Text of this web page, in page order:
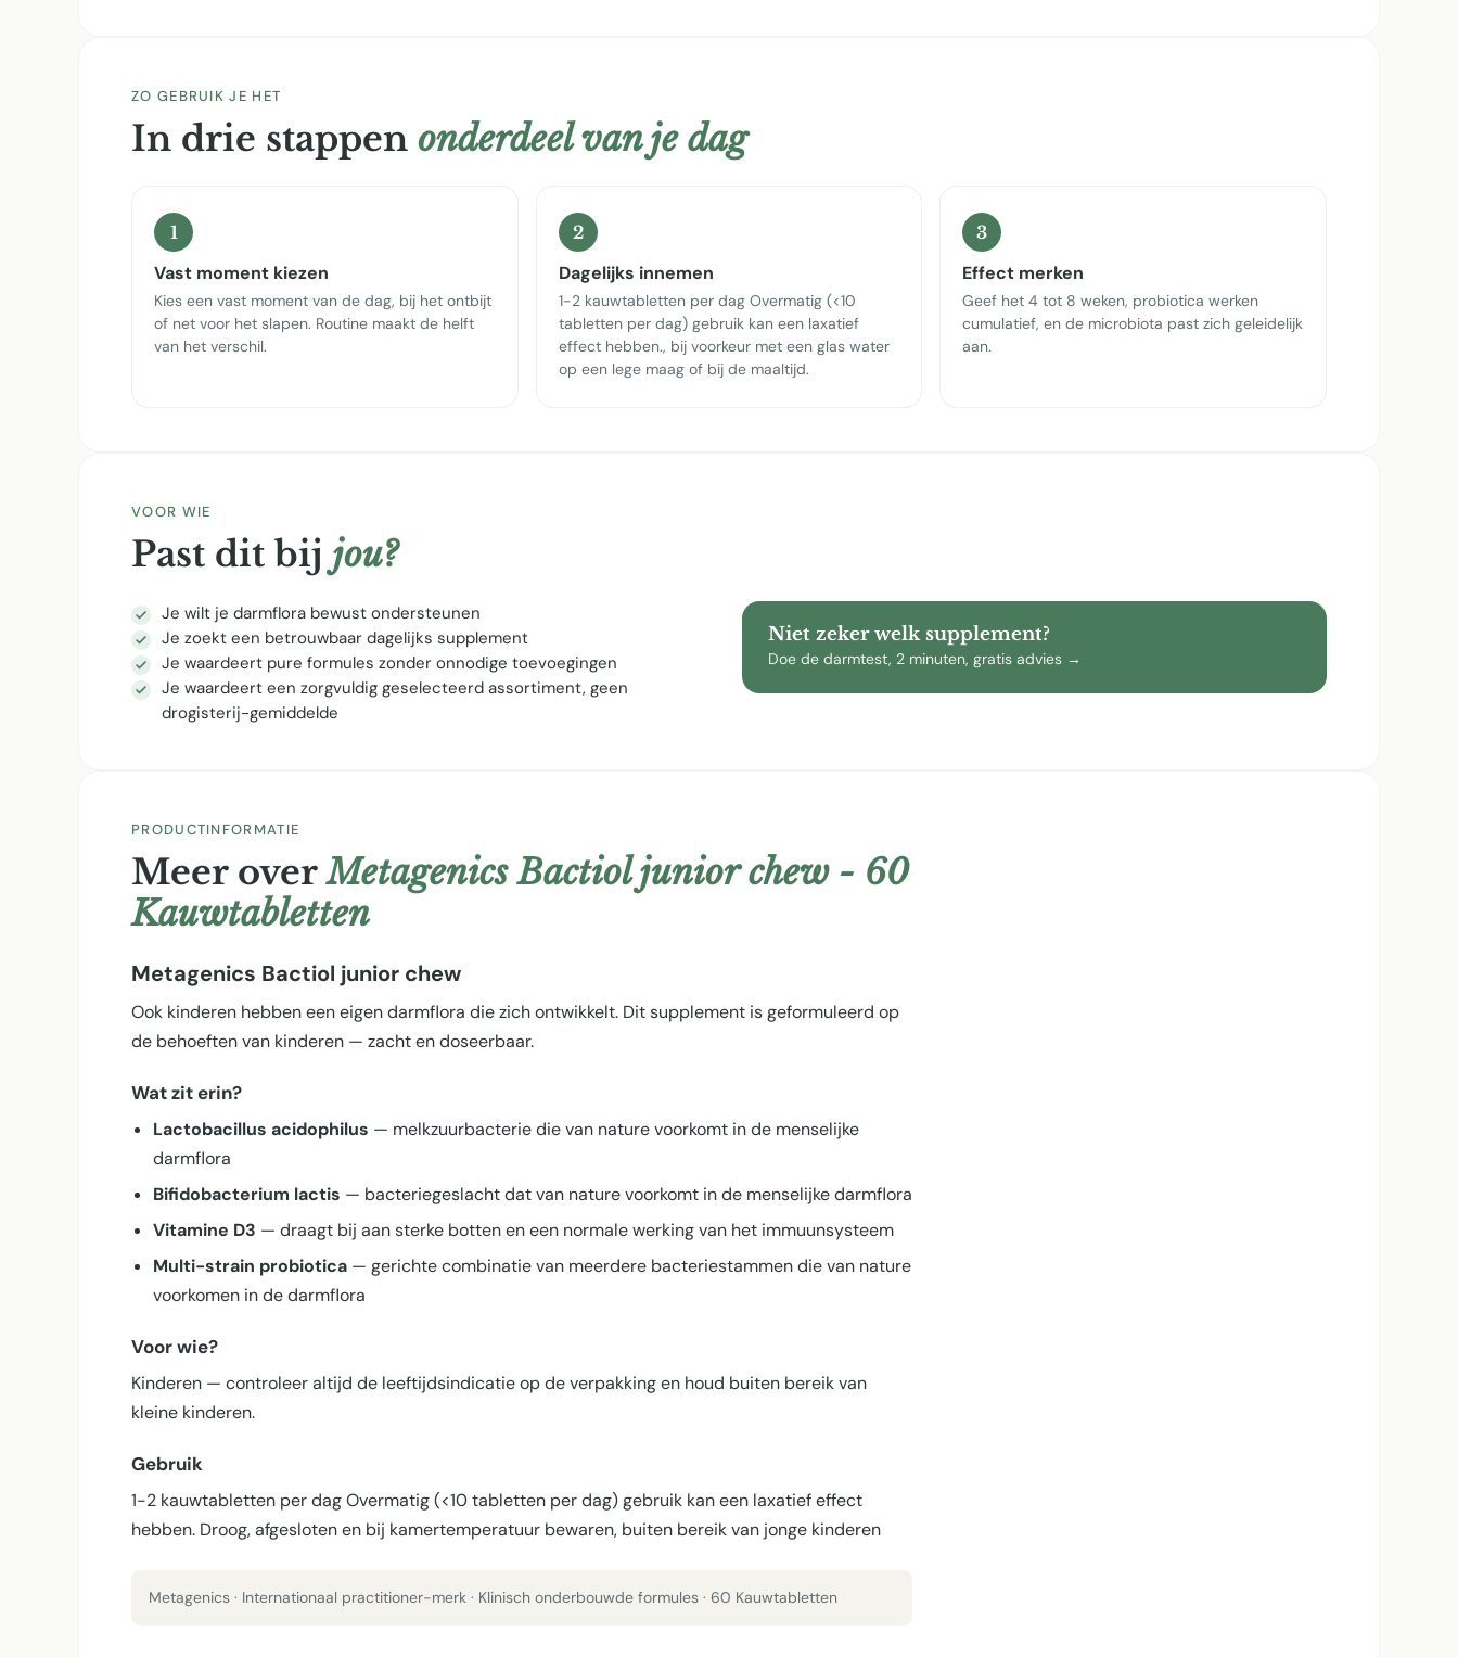
ZO GEBRUIK JE HET
In drie stappen onderdeel van je dag
1
Vast moment kiezen
Kies een vast moment van de dag, bij het ontbijt
of net voor het slapen. Routine maakt de helft
van het verschil.
2
Dagelijks innemen
1-2 kauwtabletten per dag Overmatig (<10
tabletten per dag) gebruik kan een laxatief
effect hebben., bij voorkeur met een glas water
op een lege maag of bij de maaltijd.
3
Effect merken
Geef het 4 tot 8 weken, probiotica werken
cumulatief, en de microbiota past zich geleidelijk
aan.
VOOR WIE
Past dit bij jou?
Je wilt je darmflora bewust ondersteunen
Je zoekt een betrouwbaar dagelijks supplement
Je waardeert pure formules zonder onnodige toevoegingen
Je waardeert een zorgvuldig geselecteerd assortiment, geen
drogisterij-gemiddelde
Niet zeker welk supplement?
Doe de darmtest, 2 minuten, gratis advies →
PRODUCTINFORMATIE
Meer overMetagenics Bactiol junior chew - 60
Kauwtabletten
Metagenics Bactiol junior chew
Ook kinderen hebben een eigen darmflora die zich ontwikkelt. Dit supplement is geformuleerd op
de behoeften van kinderen — zacht en doseerbaar.
Wat zit erin?
Lactobacillus acidophilus — melkzuurbacterie die van nature voorkomt in de menselijke
darmflora
Bifidobacterium lactis — bacteriegeslacht dat van nature voorkomt in de menselijke darmflora
Vitamine D3 — draagt bij aan sterke botten en een normale werking van het immuunsysteem
Multi-strain probiotica — gerichte combinatie van meerdere bacteriestammen die van nature
voorkomen in de darmflora
Voor wie?
Kinderen — controleer altijd de leeftijdsindicatie op de verpakking en houd buiten bereik van
kleine kinderen.
Gebruik
1-2 kauwtabletten per dag Overmatig (<10 tabletten per dag) gebruik kan een laxatief effect
hebben. Droog, afgesloten en bij kamertemperatuur bewaren, buiten bereik van jonge kinderen
Metagenics · Internationaal practitioner-merk · Klinisch onderbouwde formules · 60 Kauwtabletten